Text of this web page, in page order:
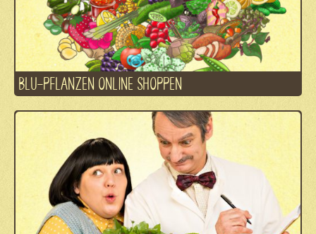
BLU-PFLANZEN ONLINE SHOPPEN